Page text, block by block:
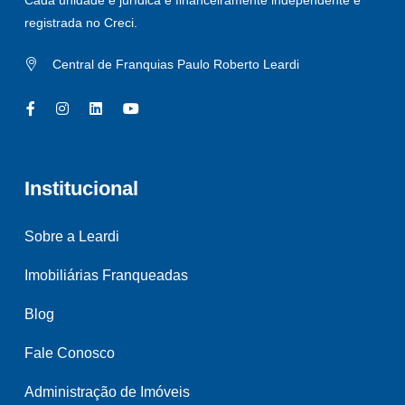
registrada no Creci.
Central de Franquias Paulo Roberto Leardi
Institucional
Sobre a Leardi
Imobiliárias Franqueadas
Blog
Fale Conosco
Administração de Imóveis